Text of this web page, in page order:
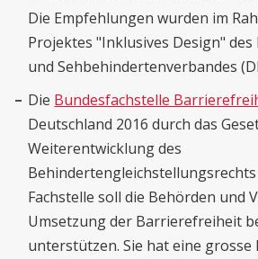
Die Empfehlungen wurden im
Projektes "Inklusives Design"
und Sehbehindertenverbandes
Die Bundesfachstelle
Deutschland 2016 durch das
Weiterentwicklung des
Fachstelle soll die Behörden und
Umsetzung der Barrierefreiheit
unterstützen. Sie hat eine grosse